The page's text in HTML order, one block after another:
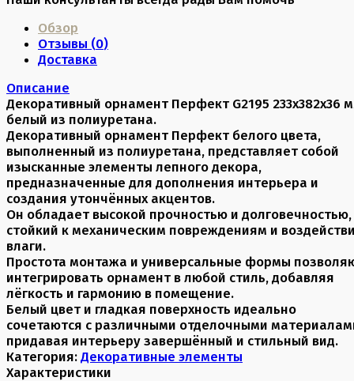
Обзор
Отзывы (0)
Доставка
Описание
Декоративный орнамент Перфект G2195 233х382х36
белый из полиуретана.
Декоративный орнамент Перфект белого цвета,
выполненный из полиуретана, представляет собой
изысканные элементы лепного декора,
предназначенные для дополнения интерьера и
создания утончённых акцентов.
Он обладает высокой прочностью и долговечностью,
стойкий к механическим повреждениям и
влаги.
Простота монтажа и универсальные формы
интегрировать орнамент в любой стиль, добавляя
лёгкость и гармонию в помещение.
Белый цвет и гладкая поверхность идеально
сочетаются с различными отделочными
придавая интерьеру завершённый и стильный вид.
Категория: Декоративные элементы
Характеристики